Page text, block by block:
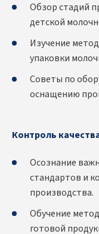
Обзор стадий
детской
Изучение
упаковки
Советы по
оснащению
Контроль
Осознание
стандартов и
производства.
Обучение
готовой